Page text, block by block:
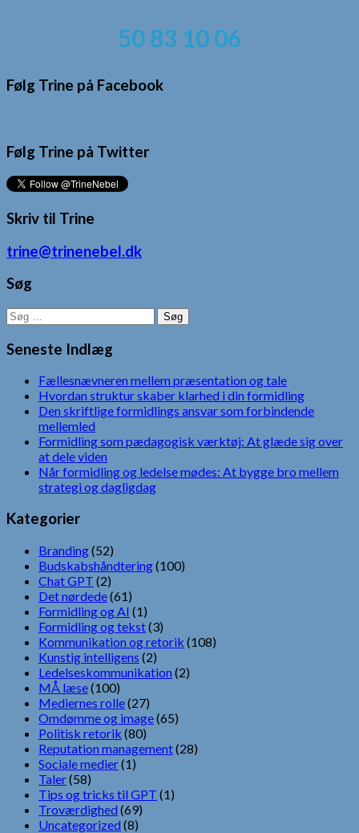
50 83 10 06
Følg Trine på Facebook
Følg Trine på Twitter
Skriv til Trine
trine@trinenebel.dk
Søg
Søg
efter:
Seneste Indlæg
Fællesnævneren mellem præsentation og tale
Hvordan struktur skaber klarhed i din formidling
Den skriftlige formidlings ansvar som forbindende
mellemled
Formidling som pædagogisk værktøj: At glæde sig over
at dele viden
Når formidling og ledelse mødes: At bygge bro mellem
strategi og dagligdag
Kategorier
Branding(52)
Budskabshåndtering(100)
Chat GPT (2)
Det nørdede(61)
Formidling og AI (1)
Formidling og tekst(3)
Kommunikation og retorik (108)
Kunstig intelligens (2)
Ledelseskommunikation (2)
MÅ læse(100)
Mediernes rolle(27)
Omdømme og image(65)
Politisk retorik (80)
Reputation management(28)
Sociale medier(1)
Taler(58)
Tips og tricks til GPT (1)
Troværdighed (69)
Uncategorized (8)